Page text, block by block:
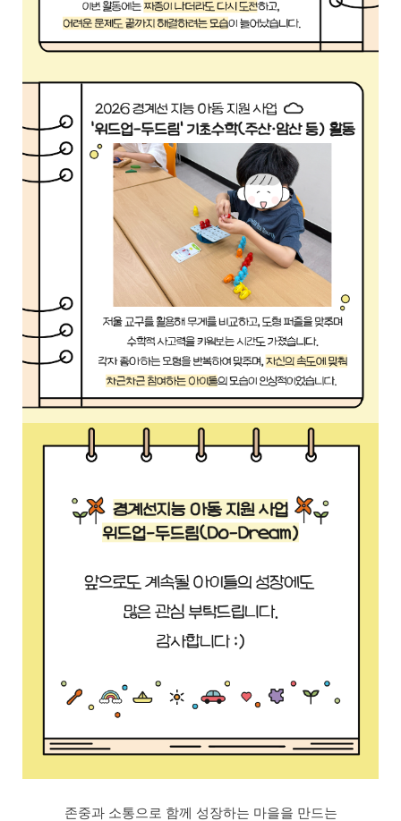
존중과 소통으로 함께 성장하는 마을을 만드는